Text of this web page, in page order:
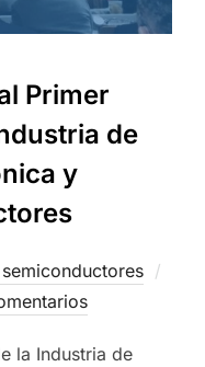
Primer
de
y
semiconductores
la Industria de